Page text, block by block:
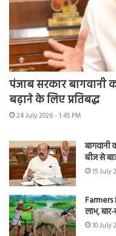
पंजाब सरकार बागवानी
बढ़ाने के लिए प्रतिबद्ध
24 July 2026 - 1:45 PM
बागवानी
बीज से
15 July
Farmers
लाभ,
10 July